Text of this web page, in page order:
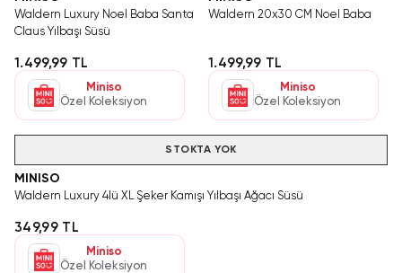
Waldern Luxury Noel Baba Santa
Claus Yılbaşı Süsü
1.499,99 TL
Miniso
Özel Koleksiyon
Waldern 20x30 CM Noel Baba
1.499,99 TL
Miniso
Özel Koleksiyon
STOKTA YOK
MINISO
Waldern Luxury 4lü XL Şeker Kamışı Yılbaşı Ağacı Süsü
349,99 TL
Miniso
Özel Koleksiyon